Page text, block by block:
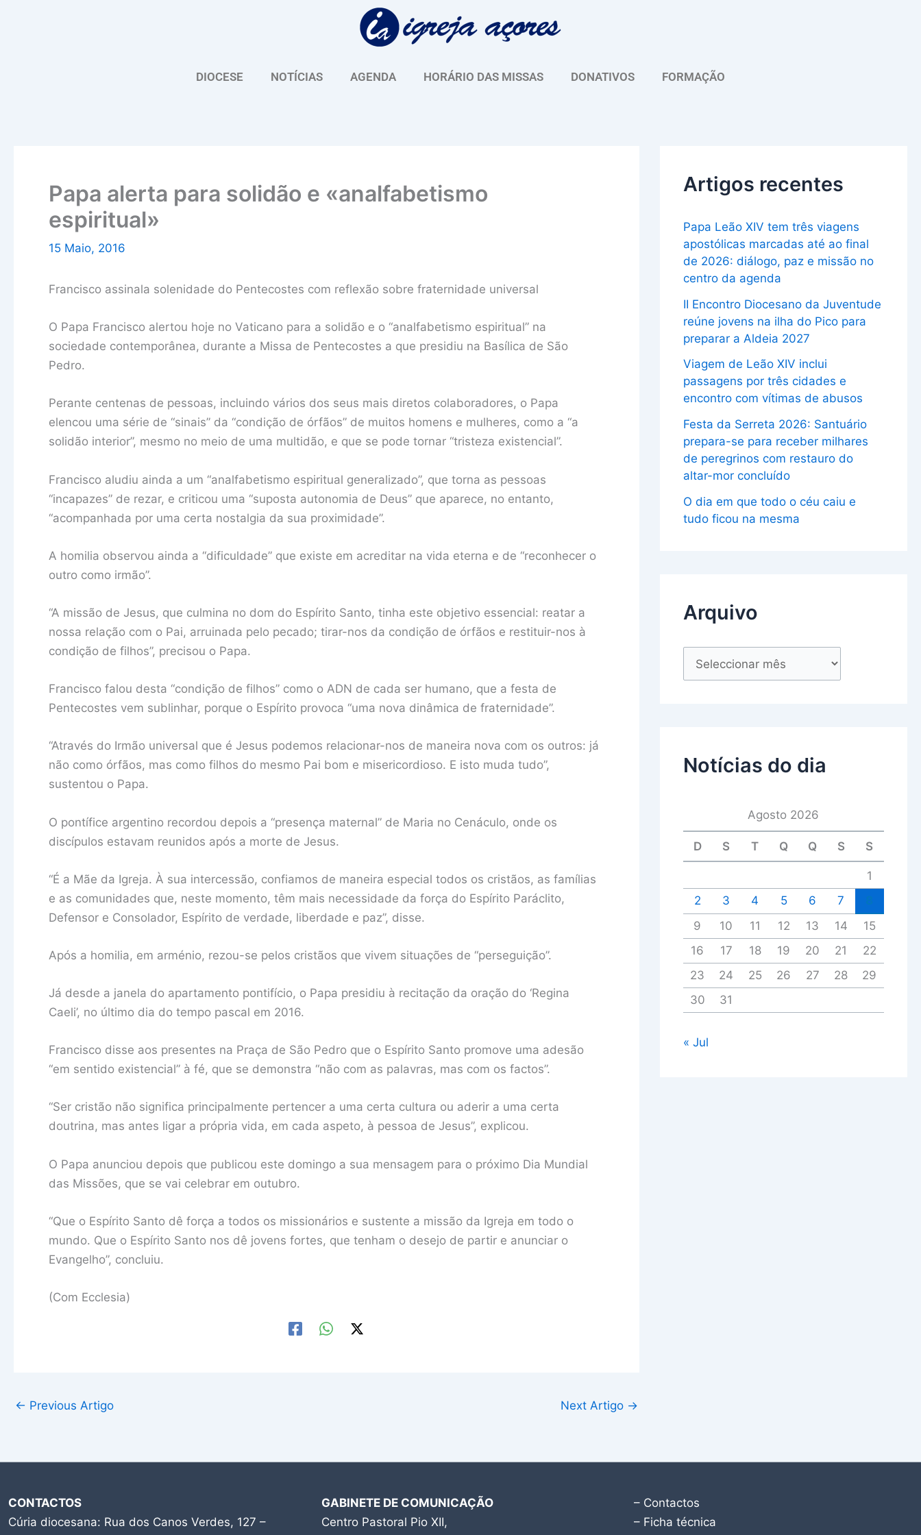
DIOCESE NOTÍCIAS AGENDA HORÁRIO DAS MISSAS DONATIVOS FORMAÇÃO
Papa alerta para solidão e «analfabetismo
espiritual»
15 Maio, 2016
Francisco assinala solenidade do Pentecostes com reflexão sobre fraternidade universal
O Papa Francisco alertou hoje no Vaticano para a solidão e o “analfabetismo espiritual” na
sociedade contemporânea, durante a Missa de Pentecostes a que presidiu na Basílica de São
Pedro.
Perante centenas de pessoas, incluindo vários dos seus mais diretos colaboradores, o Papa
elencou uma série de “sinais” da “condição de órfãos” de muitos homens e mulheres, como a “a
solidão interior”, mesmo no meio de uma multidão, e que se pode tornar “tristeza existencial”.
Francisco aludiu ainda a um “analfabetismo espiritual generalizado”, que torna as pessoas
“incapazes” de rezar, e criticou uma “suposta autonomia de Deus” que aparece, no entanto,
“acompanhada por uma certa nostalgia da sua proximidade”.
A homilia observou ainda a “dificuldade” que existe em acreditar na vida eterna e de “reconhecer o
outro como irmão”.
“A missão de Jesus, que culmina no dom do Espírito Santo, tinha este objetivo essencial: reatar a
nossa relação com o Pai, arruinada pelo pecado; tirar-nos da condição de órfãos e restituir-nos à
condição de filhos”, precisou o Papa.
Francisco falou desta “condição de filhos” como o ADN de cada ser humano, que a festa de
Pentecostes vem sublinhar, porque o Espírito provoca “uma nova dinâmica de fraternidade”.
“Através do Irmão universal que é Jesus podemos relacionar-nos de maneira nova com os outros: já
não como órfãos, mas como filhos do mesmo Pai bom e misericordioso. E isto muda tudo”,
sustentou o Papa.
O pontífice argentino recordou depois a “presença maternal” de Maria no Cenáculo, onde os
discípulos estavam reunidos após a morte de Jesus.
“É a Mãe da Igreja. À sua intercessão, confiamos de maneira especial todos os cristãos, as famílias
e as comunidades que, neste momento, têm mais necessidade da força do Espírito Paráclito,
Defensor e Consolador, Espírito de verdade, liberdade e paz”, disse.
Após a homilia, em arménio, rezou-se pelos cristãos que vivem situações de “perseguição”.
Já desde a janela do apartamento pontifício, o Papa presidiu à recitação da oração do ‘Regina
Caeli’, no último dia do tempo pascal em 2016.
Francisco disse aos presentes na Praça de São Pedro que o Espírito Santo promove uma adesão
“em sentido existencial” à fé, que se demonstra “não com as palavras, mas com os factos”.
“Ser cristão não significa principalmente pertencer a uma certa cultura ou aderir a uma certa
doutrina, mas antes ligar a própria vida, em cada aspeto, à pessoa de Jesus”, explicou.
O Papa anunciou depois que publicou este domingo a sua mensagem para o próximo Dia Mundial
das Missões, que se vai celebrar em outubro.
“Que o Espírito Santo dê força a todos os missionários e sustente a missão da Igreja em todo o
mundo. Que o Espírito Santo nos dê jovens fortes, que tenham o desejo de partir e anunciar o
Evangelho”, concluiu.
(Com Ecclesia)
← Previous Artigo Next Artigo →
Artigos recentes
Papa Leão XIV tem três viagens
apostólicas marcadas até ao final
de 2026: diálogo, paz e missão no
centro da agenda
II Encontro Diocesano da Juventude
reúne jovens na ilha do Pico para
preparar a Aldeia 2027
Viagem de Leão XIV inclui
passagens por três cidades e
encontro com vítimas de abusos
Festa da Serreta 2026: Santuário
prepara-se para receber milhares
de peregrinos com restauro do
altar-mor concluído
O dia em que todo o céu caiu e
tudo ficou na mesma
Arquivo
u
Notícias do dia
Agosto 2026
D S T Q Q S S
1
2
3 4 5 6 7
9
10 11 12 13 14
15
16
17 18 19 20 21
22
23
24 25 26 27 28
29
30
31
« Jul
CONTACTOS
Cúria diocesana: Rua dos Canos Verdes, 127 –
GABINETE DE COMUNICAÇÃO
Centro Pastoral Pio XII,
– Contactos
– Ficha técnica